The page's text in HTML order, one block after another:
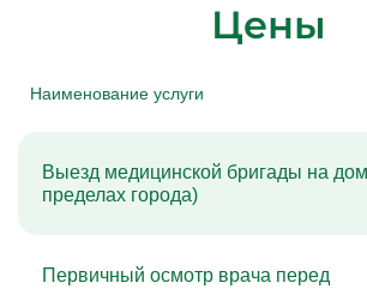
Цены
Наименование услуги
Выезд медицинской бригады на
пределах города)
Первичный осмотр врача перед